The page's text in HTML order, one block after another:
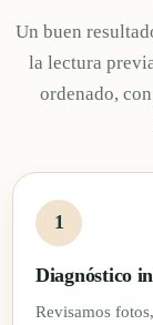
Un buen
la lectura
ordenado,
Diagnóstico
Revisamos